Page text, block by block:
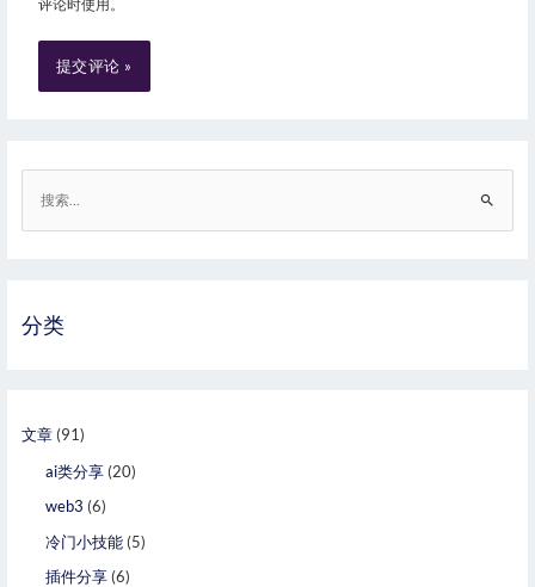
评论时使用。
分类
文章 (91)
ai类分享 (20)
web3 (6)
冷门小技能 (5)
插件分享 (6)